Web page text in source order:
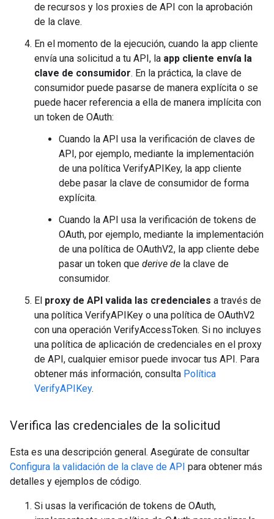
de recursos y los proxies de API con la aprobación
de la clave.
En el momento de la ejecución, cuando la app cliente
envía una solicitud a tu API, la app cliente envía la
clave de consumidor. En la práctica, la clave de
consumidor puede pasarse de manera explícita o se
puede hacer referencia a ella de manera implícita con
un token de OAuth:
Cuando la API usa la verificación de claves de
API, por ejemplo, mediante la implementación
de una política VerifyAPIKey, la app cliente
debe pasar la clave de consumidor de forma
explícita.
Cuando la API usa la verificación de tokens de
OAuth, por ejemplo, mediante la implementación
de una política de OAuthV2, la app cliente debe
pasar un token que derive de la clave de
consumidor.
El proxy de API valida las credenciales a través de
una política VerifyAPIKey o una política de OAuthV2
con una operación VerifyAccessToken. Si no incluyes
una política de aplicación de credenciales en el proxy
de API, cualquier emisor puede invocar tus API. Para
obtener más información, consulta Política
VerifyAPIKey.
Verifica las credenciales de la solicitud
Esta es una descripción general. Asegúrate de consultar
Configura la validación de la clave de API para obtener más
detalles y ejemplos de código.
Si usas la verificación de tokens de OAuth,